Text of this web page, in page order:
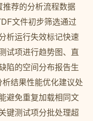
荐的分析流程数据
文件初步筛选通过
析运行失效标记快速
试项进行趋势图、直
陷的空间分布报告生
结果性能优化建议处
避免重复加载相同文
键测试项分批处理超